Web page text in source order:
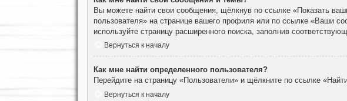
Вы можете найти свои сообщения, щёлкнув по ссылке «Показать
пользователя» на странице вашего профиля или по ссылке «Ваши
используйте страницу расширенного поиска, заполнив
Вернуться к началу
Как мне найти определенного пользователя?
Перейдите на страницу «Пользователи» и щёлкните по ссылке
Вернуться к началу